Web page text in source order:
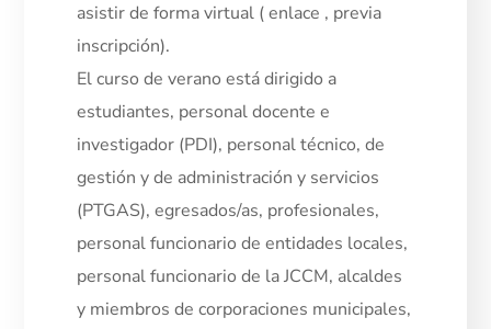
asistir de forma virtual ( enlace , previa
inscripción).
El curso de verano está dirigido a
estudiantes, personal docente e
investigador (PDI), personal técnico, de
gestión y de administración y servicios
(PTGAS), egresados/as, profesionales,
personal funcionario de entidades locales,
personal funcionario de la JCCM, alcaldes
y miembros de corporaciones municipales,